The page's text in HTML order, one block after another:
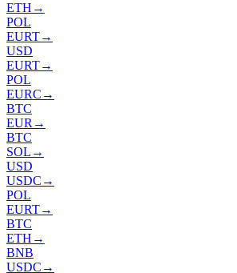
ETH →
POL
EURT→
USD
EURT→
POL
EURC →
BTC
EUR →
BTC
SOL →
USD
USDC →
POL
EURT→
BTC
ETH →
BNB
USDC →